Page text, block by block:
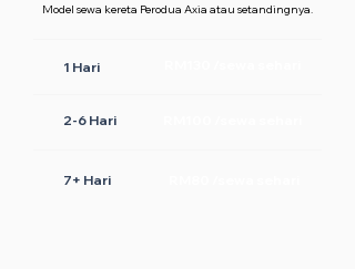
Model sewa kereta Perodua Axia atau setandingnya.
1 Hari
2-6 Hari
7+ Hari